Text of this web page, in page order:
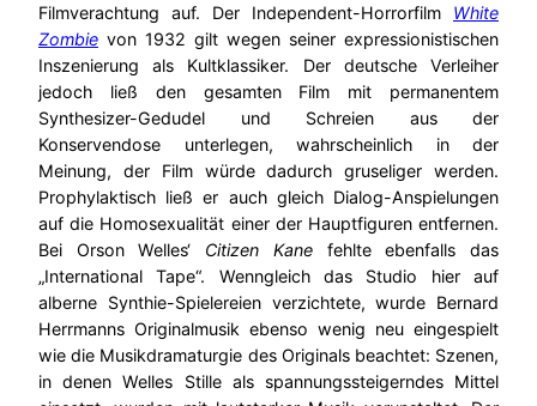
Filmverachtung auf. Der Independent-Horrorfilm White
Zombie von 1932 gilt wegen seiner expressionistischen
Inszenierung als Kultklassiker. Der deutsche Verleiher
jedoch ließ den gesamten Film mit permanentem
Synthesizer-Gedudel und Schreien aus der
Konservendose unterlegen, wahrscheinlich in der
Meinung, der Film würde dadurch gruseliger werden.
Prophylaktisch ließ er auch gleich Dialog-Anspielungen
auf die Homosexualität einer der Hauptfiguren entfernen.
Bei Orson Welles‘ Citizen Kanefehlte ebenfalls das
„International Tape“. Wenngleich das Studio hier auf
alberne Synthie-Spielereien verzichtete, wurde Bernard
Herrmanns Originalmusik ebenso wenig neu eingespielt
wie die Musikdramaturgie des Originals beachtet: Szenen,
in denen Welles Stille als spannungssteigerndes Mittel